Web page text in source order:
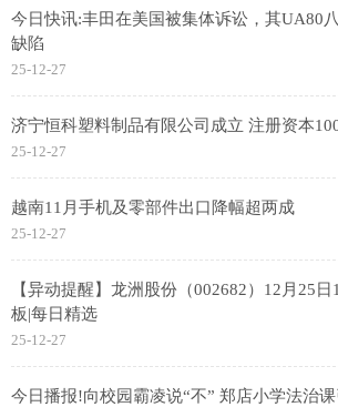
今日快讯:丰田在美国被集体诉讼，其UA80
缺陷
25-12-27
济宁恒科塑料制品有限公司成立 注册资本
25-12-27
越南11月手机及零部件出口降幅超两成
25-12-27
【异动提醒】龙洲股份（002682）12月25
板|每日精选
25-12-27
今日播报!向校园霸凌说“不” 郑店小学法治